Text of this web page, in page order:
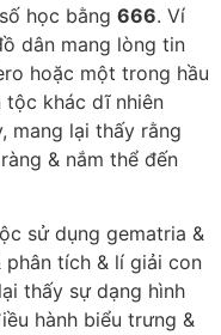
học bằng 666. Ví
dân mang lòng tin
hoặc một trong hầu
tộc khác dĩ nhiên
mang lại thấy rằng
& nắm thể đến
sử dụng gematria &
tích & lí giải con
thấy sự dạng hình
hành biểu trưng &